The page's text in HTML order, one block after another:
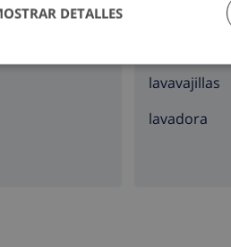
microondas
lavavajillas
lavadora
DETALLES